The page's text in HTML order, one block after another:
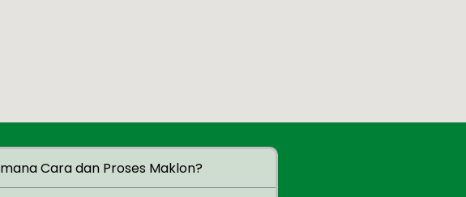
Cara dan Proses Maklon?